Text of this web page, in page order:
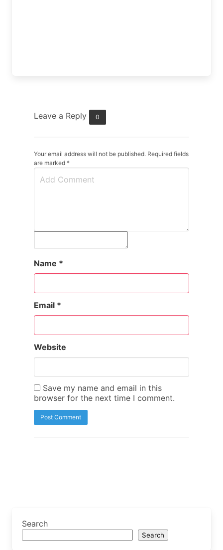
Leave a Reply 0
Your email address will not be published. Required fields
are marked *
Name *
Email *
Website
Save my name and email in this
browser for the next time I comment.
Search
Search